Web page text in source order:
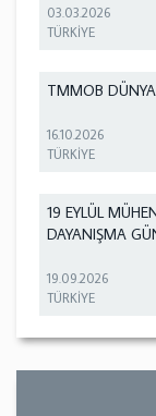
03.03.2026
TÜRKİYE
TMMOB
16.10.2026
TÜRKİYE
19 EYLÜL
DAYANIŞMA
19.09.2026
TÜRKİYE